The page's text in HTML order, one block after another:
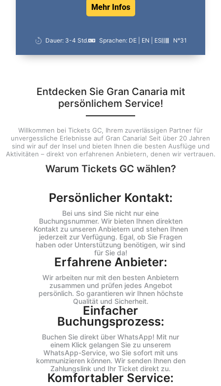
Mehr Infos
Dauer: 3-4 Std. Sprachen: DE | EN | ES N°31
Entdecken Sie Gran Canaria mit
persönlichem Service!
Willkommen bei Tickets GC, Ihrem zuverlässigen Partner für
unvergessliche Erlebnisse auf Gran Canaria! Seit über 20 Jahren
sind wir auf der Insel und bieten Ihnen die besten Ausflüge und
Aktivitäten – direkt von erfahrenen Anbietern, denen wir vertrauen.
Warum Tickets GC wählen?
Persönlicher Kontakt:
Bei uns sind Sie nicht nur eine
Buchungsnummer. Wir bieten Ihnen direkten
Kontakt zu unseren Anbietern und stehen Ihnen
jederzeit zur Verfügung. Egal, ob Sie Fragen
haben oder Unterstützung benötigen, wir sind
für Sie da!
Erfahrene Anbieter:
Wir arbeiten nur mit den besten Anbietern
zusammen und prüfen jedes Angebot
persönlich. So garantieren wir Ihnen höchste
Qualität und Sicherheit.
Einfacher
Buchungsprozess:
Buchen Sie direkt über WhatsApp! Mit nur
einem Klick gelangen Sie zu unserem
WhatsApp-Service, wo Sie sofort mit uns
kommunizieren können. Wir senden Ihnen den
Zahlungslink und Ihr Ticket direkt zu.
Komfortabler Service: